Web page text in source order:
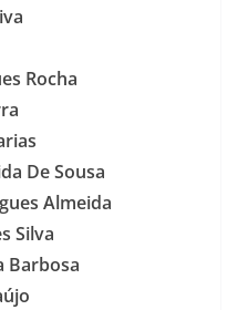
Rocha
De Sousa
Almeida
Silva
Barbosa